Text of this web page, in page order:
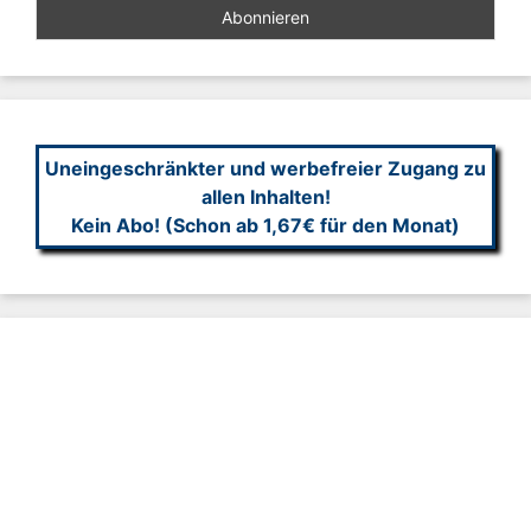
Uneingeschränkter und werbefreier Zugang zu
allen Inhalten!
Kein Abo! (Schon ab 1,67€ für den Monat)